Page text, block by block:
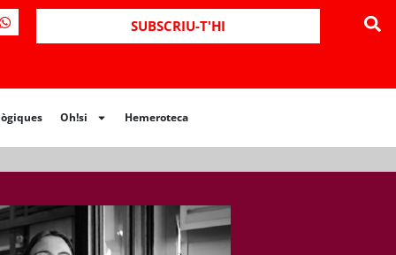
SUBSCRIU-T'HI
Oh!si Hemeroteca
Hemeroteca